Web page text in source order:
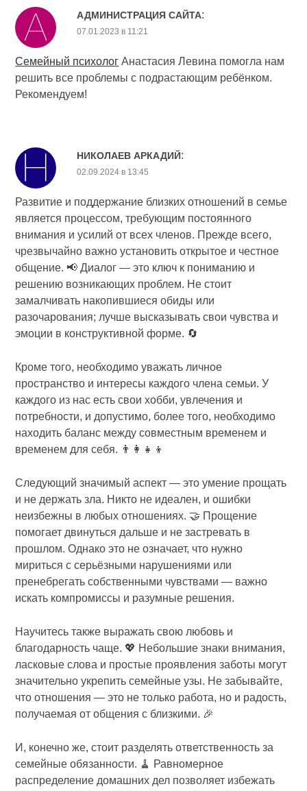
АДМИНИСТРАЦИЯ САЙТА:
07.01.2023 в 11:21
Семейный психолог Анастасия Левина помогла нам
решить все проблемы с подрастающим ребёнком.
Рекомендуем!
НИКОЛАЕВ АРКАДИЙ:
02.09.2024 в 13:45
Развитие и поддержание близких отношений в семье
является процессом, требующим постоянного
внимания и усилий от всех членов. Прежде всего,
чрезвычайно важно установить открытое и честное
общение. 📢 Диалог — это ключ к пониманию и
решению возникающих проблем. Не стоит
замалчивать накопившиеся обиды или
разочарования; лучше высказывать свои чувства и
эмоции в конструктивной форме. 🔄
Кроме того, необходимо уважать личное
пространство и интересы каждого члена семьи. У
каждого из нас есть свои хобби, увлечения и
потребности, и допустимо, более того, необходимо
находить баланс между совместным временем и
временем для себя. 👨‍👩‍👧‍👦
Следующий значимый аспект — это умение прощать
и не держать зла. Никто не идеален, и ошибки
неизбежны в любых отношениях. 🤝 Прощение
помогает двинуться дальше и не застревать в
прошлом. Однако это не означает, что нужно
мириться с серьёзными нарушениями или
пренебрегать собственными чувствами — важно
искать компромиссы и разумные решения.
Научитесь также выражать свою любовь и
благодарность чаще. 💖 Небольшие знаки внимания,
ласковые слова и простые проявления заботы могут
значительно укрепить семейные узы. Не забывайте,
что отношения — это не только работа, но и радость,
получаемая от общения с близкими. 🎉
И, конечно же, стоит разделять ответственность за
семейные обязанности. 🧹 Равномерное
распределение домашних дел позволяет избежать